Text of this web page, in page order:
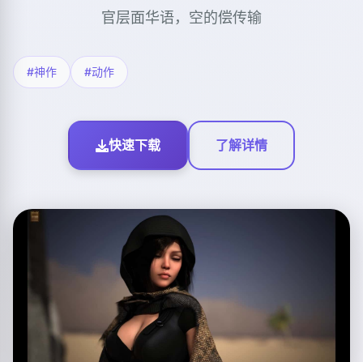
官层面华语，空的偿传输
#神作 #动作
快速下载 了解详情